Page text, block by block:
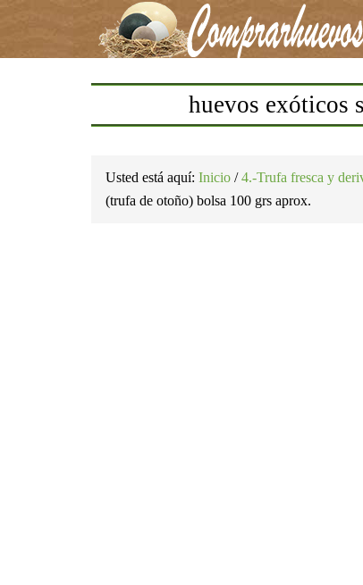
huevos exóticos
Usted está aquí: Inicio / 4.-Trufa fresca y
(trufa de otoño) bolsa 100 grs aprox.